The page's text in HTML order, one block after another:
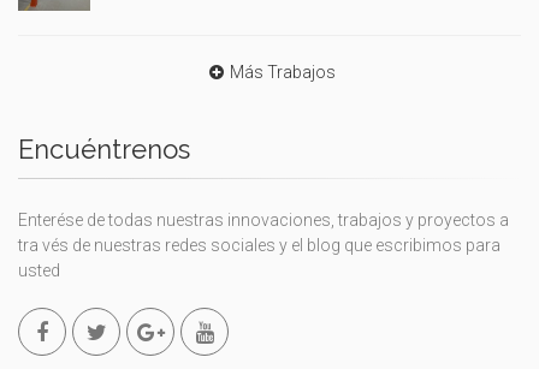
Más Trabajos
Encuéntrenos
Enterése de todas nuestras innovaciones, trabajos y proyectos a
tra vés de nuestras redes sociales y el blog que escribimos para
usted